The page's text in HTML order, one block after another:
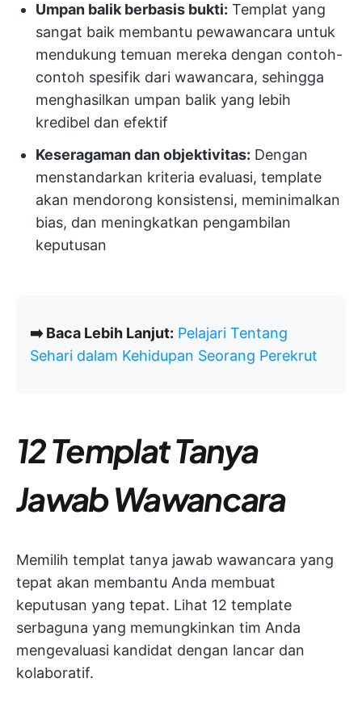
Umpan balik berbasis bukti: Templat yang
sangat baik membantu pewawancara untuk
mendukung temuan mereka dengan contoh-
contoh spesifik dari wawancara, sehingga
menghasilkan umpan balik yang lebih
kredibel dan efektif
Keseragaman dan objektivitas: Dengan
menstandarkan kriteria evaluasi, template
akan mendorong konsistensi, meminimalkan
bias, dan meningkatkan pengambilan
keputusan
➡️ Baca Lebih Lanjut: Pelajari Tentang
Sehari dalam Kehidupan Seorang Perekrut
12 Templat Tanya
Jawab Wawancara
Memilih templat tanya jawab wawancara yang
tepat akan membantu Anda membuat
keputusan yang tepat. Lihat 12 template
serbaguna yang memungkinkan tim Anda
mengevaluasi kandidat dengan lancar dan
kolaboratif.